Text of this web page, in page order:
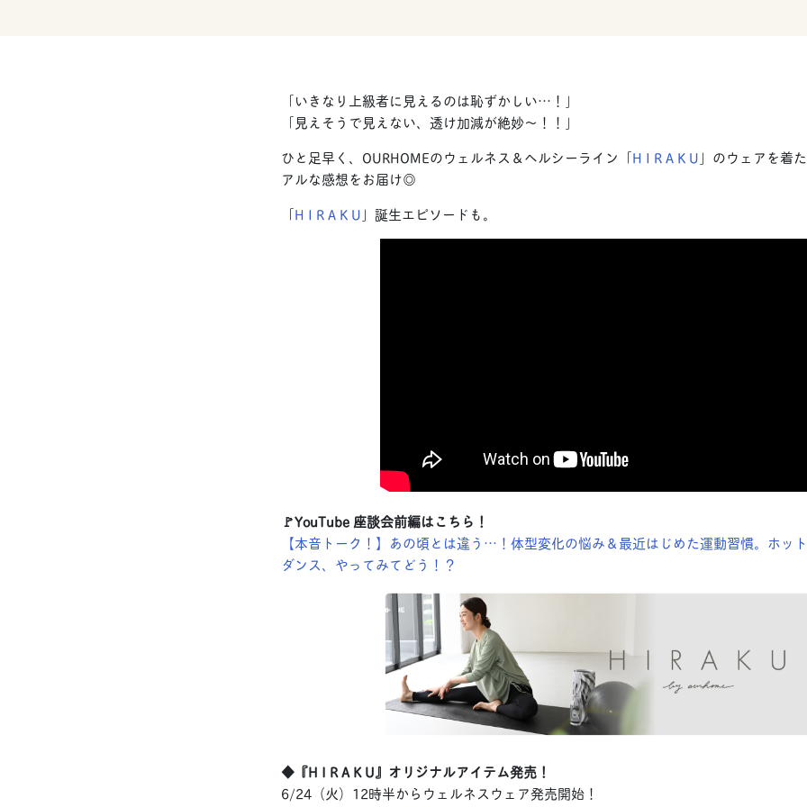
「いきなり上級者に見えるのは恥ずかしい…！」
「見えそうで見えない、透け加減が絶妙〜！！」
ひと足早く、OURHOMEのウェルネス＆ヘルシーライン「H I R A K U 」のウェアを着
アルな感想をお届け◎
「H I R A K U 」誕生エピソードも。
🚩YouTube 座談会前編はこちら！
【本音トーク！】あの頃とは違う…！体型変化の悩み＆最近はじめた運動習慣。ホット
ダンス、やってみてどう！？
◆『H I R A K U』オリジナルアイテム発売！
6/24（火）12時半からウェルネスウェア発売開始！